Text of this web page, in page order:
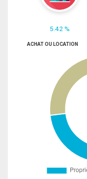
5.42 %
ACHAT OU LOCATION